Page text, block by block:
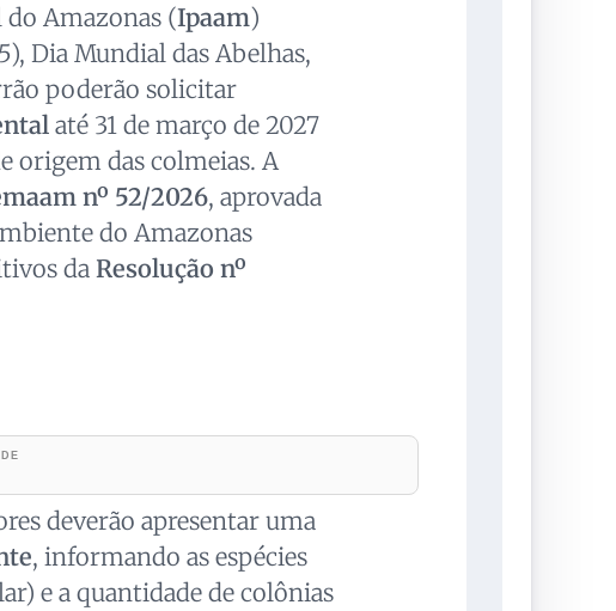
Amazonas (Ipaam)
Dia Mundial das Abelhas,
poderão solicitar
até 31 de março de 2027
origem das colmeias. A
nº 52/2026, aprovada
do Amazonas
da Resolução nº
deverão apresentar uma
, informando as espécies
e a quantidade de colônias